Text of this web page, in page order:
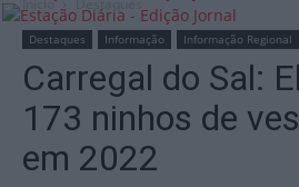
Início Destaques
Destaques Informação Informação Regional
Carregal do Sal:
173 ninhos de
em 2022